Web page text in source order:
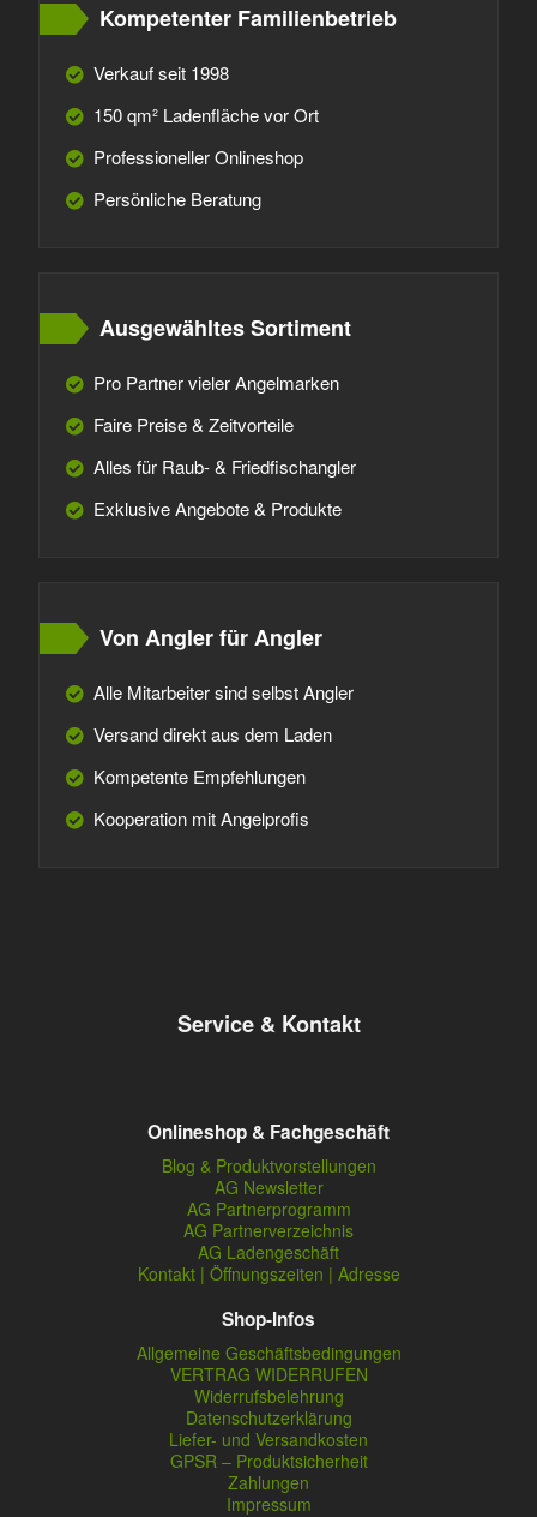
Kompetenter Familienbetrieb
Verkauf seit 1998
150 qm² Ladenfläche vor Ort
Professioneller Onlineshop
Persönliche Beratung
Ausgewähltes Sortiment
Pro Partner vieler Angelmarken
Faire Preise & Zeitvorteile
Alles für Raub- & Friedfischangler
Exklusive Angebote & Produkte
Von Angler für Angler
Alle Mitarbeiter sind selbst Angler
Versand direkt aus dem Laden
Kompetente Empfehlungen
Kooperation mit Angelprofis
Service & Kontakt
Onlineshop & Fachgeschäft
Blog & Produktvorstellungen
AG Newsletter
AG Partnerprogramm
AG Partnerverzeichnis
AG Ladengeschäft
Kontakt | Öffnungszeiten | Adresse
Shop-Infos
Allgemeine Geschäftsbedingungen
VERTRAG WIDERRUFEN
Widerrufsbelehrung
Datenschutzerklärung
Liefer- und Versandkosten
GPSR – Produktsicherheit
Zahlungen
Impressum